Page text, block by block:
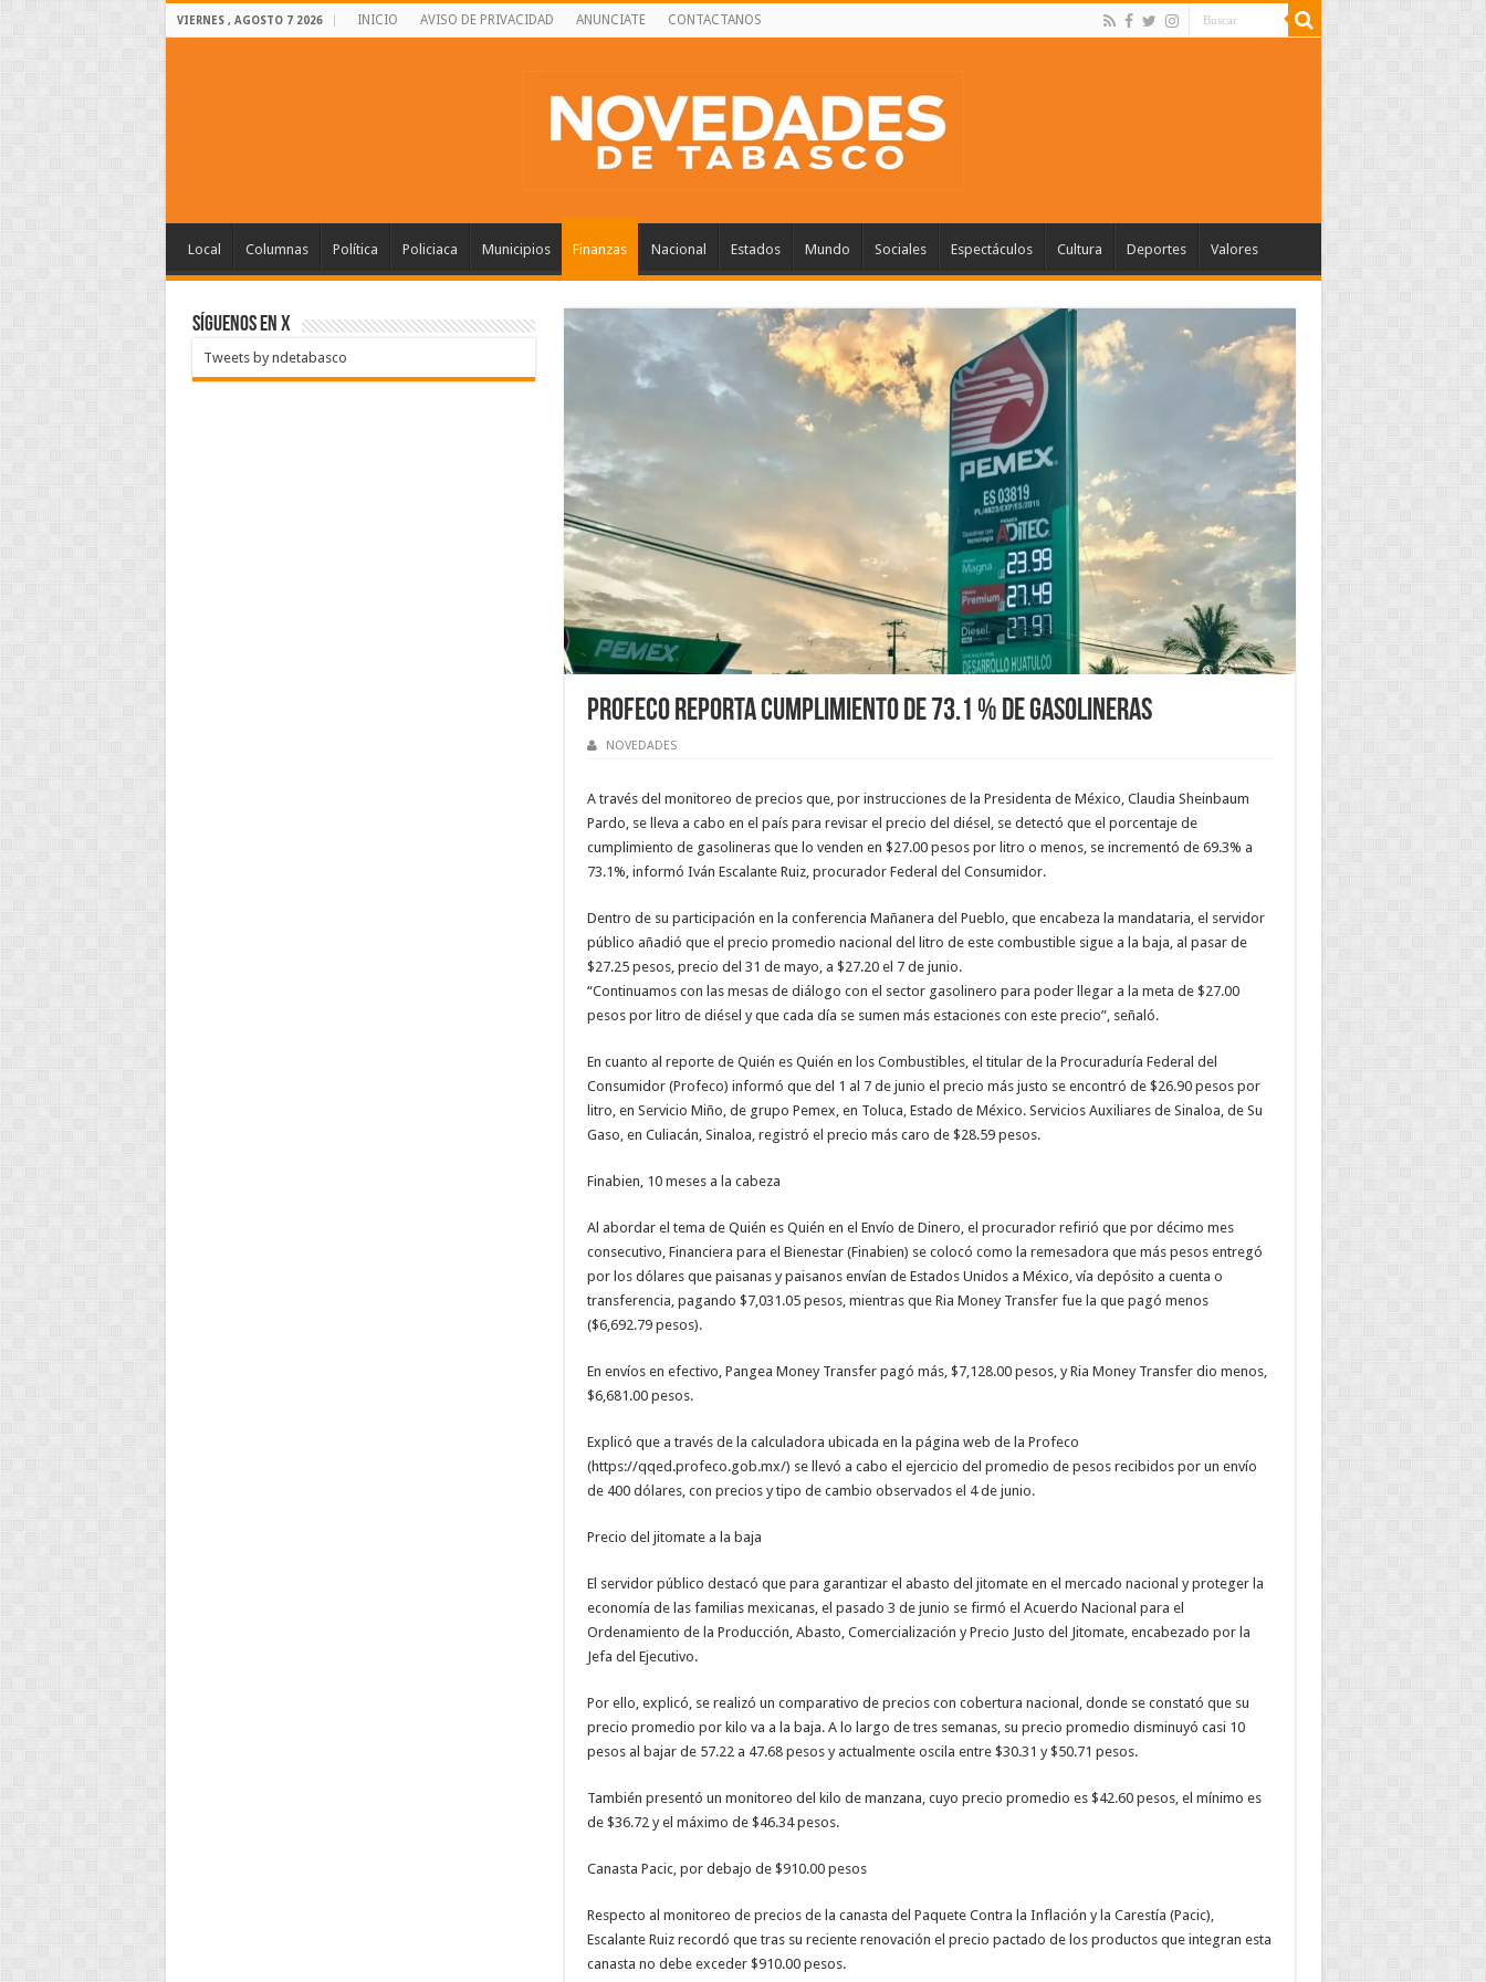
VIERNES , AGOSTO 7 2026 INICIO AVISO DE PRIVACIDAD ANUNCIATE CONTACTANOS
Local Columnas Política Policiaca Municipios Finanzas Nacional Estados Mundo Sociales Espectáculos Cultura Deportes Valores
Profeco reporta cumplimiento de 73.1 % de gasolineras
NOVEDADES
A través del monitoreo de precios que, por instrucciones de la Presidenta de México, Claudia Sheinbaum
Pardo, se lleva a cabo en el país para revisar el precio del diésel, se detectó que el porcentaje de
cumplimiento de gasolineras que lo venden en $27.00 pesos por litro o menos, se incrementó de 69.3% a
73.1%, informó Iván Escalante Ruiz, procurador Federal del Consumidor.
Dentro de su participación en la conferencia Mañanera del Pueblo, que encabeza la mandataria, el servidor
público añadió que el precio promedio nacional del litro de este combustible sigue a la baja, al pasar de
$27.25 pesos, precio del 31 de mayo, a $27.20 el 7 de junio.
“Continuamos con las mesas de diálogo con el sector gasolinero para poder llegar a la meta de $27.00
pesos por litro de diésel y que cada día se sumen más estaciones con este precio”, señaló.
En cuanto al reporte de Quién es Quién en los Combustibles, el titular de la Procuraduría Federal del
Consumidor (Profeco) informó que del 1 al 7 de junio el precio más justo se encontró de $26.90 pesos por
litro, en Servicio Miño, de grupo Pemex, en Toluca, Estado de México. Servicios Auxiliares de Sinaloa, de Su
Gaso, en Culiacán, Sinaloa, registró el precio más caro de $28.59 pesos.
Finabien, 10 meses a la cabeza
Al abordar el tema de Quién es Quién en el Envío de Dinero, el procurador refirió que por décimo mes
consecutivo, Financiera para el Bienestar (Finabien) se colocó como la remesadora que más pesos entregó
por los dólares que paisanas y paisanos envían de Estados Unidos a México, vía depósito a cuenta o
transferencia, pagando $7,031.05 pesos, mientras que Ria Money Transfer fue la que pagó menos
($6,692.79 pesos).
En envíos en efectivo, Pangea Money Transfer pagó más, $7,128.00 pesos, y Ria Money Transfer dio menos,
$6,681.00 pesos.
Explicó que a través de la calculadora ubicada en la página web de la Profeco
(https://qqed.profeco.gob.mx/) se llevó a cabo el ejercicio del promedio de pesos recibidos por un envío
de 400 dólares, con precios y tipo de cambio observados el 4 de junio.
Precio del jitomate a la baja
El servidor público destacó que para garantizar el abasto del jitomate en el mercado nacional y proteger la
economía de las familias mexicanas, el pasado 3 de junio se firmó el Acuerdo Nacional para el
Ordenamiento de la Producción, Abasto, Comercialización y Precio Justo del Jitomate, encabezado por la
Jefa del Ejecutivo.
Por ello, explicó, se realizó un comparativo de precios con cobertura nacional, donde se constató que su
precio promedio por kilo va a la baja. A lo largo de tres semanas, su precio promedio disminuyó casi 10
pesos al bajar de 57.22 a 47.68 pesos y actualmente oscila entre $30.31 y $50.71 pesos.
También presentó un monitoreo del kilo de manzana, cuyo precio promedio es $42.60 pesos, el mínimo es
de $36.72 y el máximo de $46.34 pesos.
Canasta Pacic, por debajo de $910.00 pesos
Respecto al monitoreo de precios de la canasta del Paquete Contra la Inflación y la Carestía (Pacic),
Escalante Ruiz recordó que tras su reciente renovación el precio pactado de los productos que integran esta
canasta no debe exceder $910.00 pesos.
SÍGUENOS EN X
Tweets by ndetabasco